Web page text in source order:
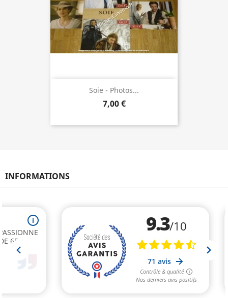
Soie - Photos...
7,00 €
INFORMATIONS